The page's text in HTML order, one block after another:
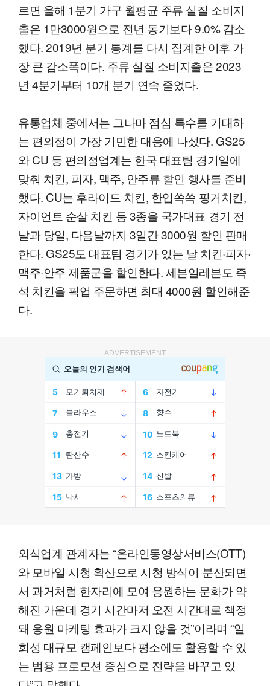
르면 올해 1분기 가구 월평균 주류 실질 소비지
출은 1만3000원으로 전년 동기보다 9.0% 감소
했다. 2019년 분기 통계를 다시 집계한 이후 가
장 큰 감소폭이다. 주류 실질 소비지출은 2023
년 4분기부터 10개 분기 연속 줄었다.
유통업체 중에서는 그나마 점심 특수를 기대하
는 편의점이 가장 기민한 대응에 나섰다. GS25
와 CU 등 편의점업계는 한국 대표팀 경기일에
맞춰 치킨, 피자, 맥주, 안주류 할인 행사를 준비
했다. CU는 후라이드 치킨, 한입쏙쏙 핑거치킨,
자이언트 순살 치킨 등 3종을 국가대표 경기 전
날과 당일, 다음날까지 3일간 3000원 할인 판매
한다. GS25도 대표팀 경기가 있는 날 치킨·피자·
맥주·안주 제품군을 할인한다. 세븐일레븐도 즉
석 치킨을 픽업 주문하면 최대 4000원 할인해준
다.
ADVERTISEMENT
외식업계 관계자는 “온라인동영상서비스(OTT)
와 모바일 시청 확산으로 시청 방식이 분산되면
서 과거처럼 한자리에 모여 응원하는 문화가 약
해진 가운데 경기 시간마저 오전 시간대로 책정
돼 응원 마케팅 효과가 크지 않을 것”이라며 “일
회성 대규모 캠페인보다 평소에도 활용할 수 있
는 범용 프로모션 중심으로 전략을 바꾸고 있